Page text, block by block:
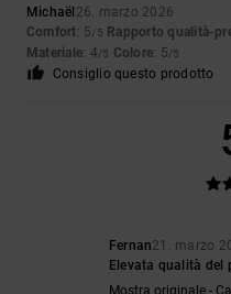
Michaël 26. marzo 2026
Comfort: 5/5 Rapporto qualità-
Materiale: 4/5 Colore: 5/5
Consiglio questo prodotto
Fernan21. marzo
Elevata qualità del
Mostra originale -